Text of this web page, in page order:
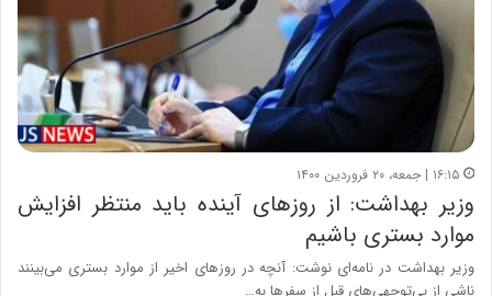
۱۶:۱۵ | جمعه، ۲۰ فروردین ۱۴۰۰
وزیر بهداشت: از روزهای آینده باید منتظر افزایش
موارد بستری باشیم
وزیر بهداشت در نامه‌ای نوشت: آنچه در روزهای اخیر از موارد بستری می‌بینند
ناشی از بی‌­توجهی‌­های قبل از سفرها به…